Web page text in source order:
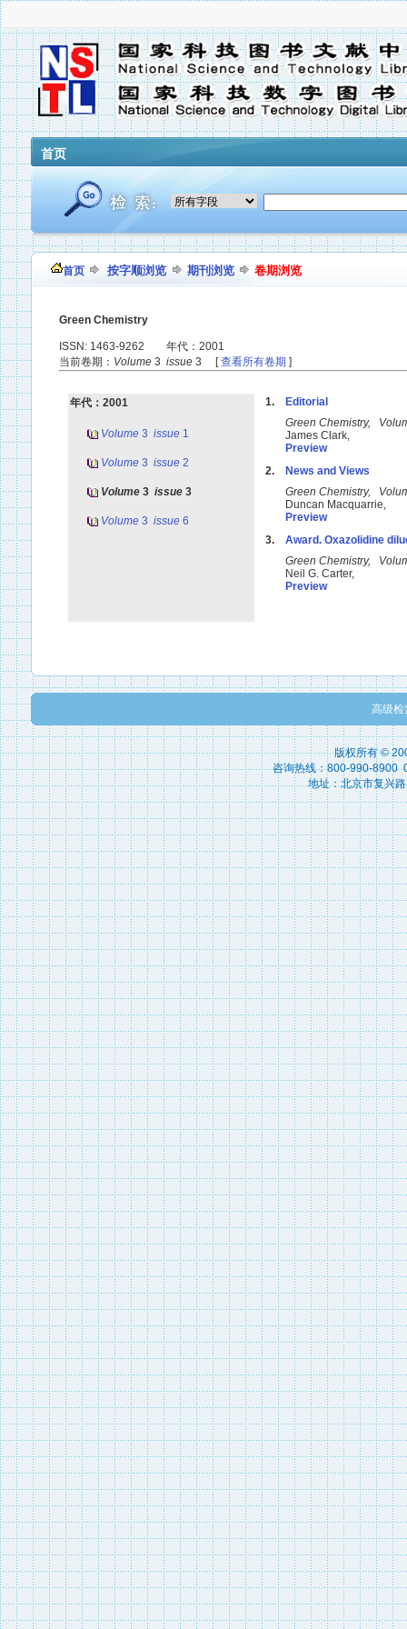
首页
首页 按字顺浏览 期刊浏览 卷期浏览
Green Chemistry
ISSN: 1463-9262 年代：2001
当前卷期： Volume 3 issue 3 [查看所有卷期 ]
年代：2001
Volume 3 issue 1
Volume 3 issue 2
Volume 3 issue 3
Volume 3 issue 6
1.
Editorial
Green Chemistry,
James Clark,
Preview
2.
News and Views
Green Chemistry,
Duncan Macquarrie,
Preview
3.
Award. Oxazolidine
Green Chemistry,
Neil G. Carter,
Preview
高级检
版权所有 ©
咨询热线：800-990-8900
地址：北京市复兴